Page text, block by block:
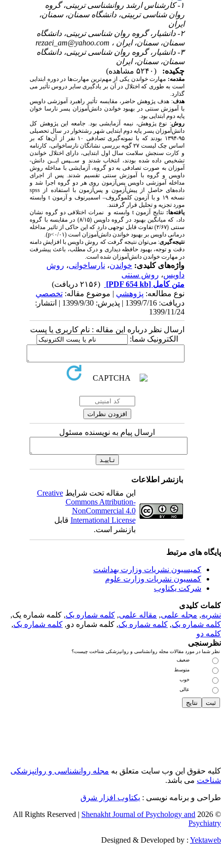
۱- کارشناس ارشد روانشناسی تربیتی، گروه
روان شناسی تربیتی، دانشگاه سمنان، سمنان،
ایران
۲- دانشیار، گروه روان شناسی تربیتی، دانشگاه
سمنان، سمنان، ایران ، rezaei_am@yahoo.com
۳- دانشیار، گروه روان شناسی تربیتی، دانشگاه
سمنان، سمنان، ایران
چکیده:
مقدمه:مهارت خواندن یکی از مهم‌ترین مهارت­‌ها در دوره ابتدایی
است به طوری که اختلال در آن بر یادگیری سایر دروس تأثیر می­‌
گذارد.
هدف: هدف پژوهش حاضر، مقایسه تأثیر راهبرد آموزشی داویس
با آموزش سنتی در بهبود خواندن دانش‌­آموزان پسر نارسا خوان
پایه دوم ابتدایی بود.
روش: نوع پژوهش، نیمه آزمایشی بود. جامعه این پژوهش کل
دانش‌­آموزان پسر پایه دوم ابتدایی شهر رشتخوار در سال تحصیلی
۹۵-۱۳۹۴ بودند که با نمونه‌گیری تصادفی ۱۰ نفر از آن‌ها که بر
اساس چک ‌لیست ۲۷ گویه بررسی نشانگان نارساخوانی، کارنامه
و کارت سنجش سلامت سال اول ابتدایی، دارای اختلال خواندن
تشخیص داده شده بودند، انتخاب شدند و ســپس ایــن دانش‌­
آموزان به صورت تصادفی به دو گروه، آزمایشی با مداخله روش
داویس و گروه با آموزش سنتی تقسیم شدند. پس از اجرای
مداخله آموزشی داویس پس‌­آزمون روی هر دو گروه اجرا شد و
داده­‌های حاصل از پیش‌­آزمون و پس‌­آزمون با استفاده ازspss
نسخه ۱۹ و با آزمون کلموگروف– اسمیرنوف و آزمون
tوابسته
مورد تجزیه و تحلیل قرار گرفتند.
یافته‌­ها:نتایج آزمونtوابسته و نمرات اختلافی دو گروه نشان
داد، که میانگین بهبود در گروه داویس (۸/۱۵) در مقایسه با گروه
سنتی (۲/۶۷) تفاوت قابل توجهی دارد که این حاکی از تاثیر مداخله
درمانی داویس بر بهبود خواندن دانش‌­آموزان است (۰/۰۱>
p
).
نتیجه­‌گیری : می­‌توان نتیجه گرفت که روش داویس با افزایش دامنه
دقت و توجه، بهبود حافظه دیداری و درک مطلب، باعث پیشرفت
در مهارت خواندن دانش‌­آموزان شده است.
واژه‌های کلیدی:خواندن،نارساخوانی،روش
داویس،روش سنتی
متن کامل[PDF 654 kb]
نوع مطالعه:پژوهشي| موضوع مقاله:تخصصي
دریافت: 1399/7/16 | پذیرش: 1399/9/30 | انتشار:
1399/11/24
ارسال نظر درباره این مقاله : نام کاربری یا پست
الکترونیک شما:
ارسال پیام به نویسنده مسئول
بازنشر اطلاعات
این مقاله تحت شرایطCreative
Commons Attribution-
NonCommercial 4.0
International Licenseقابل
بازنشر است.
های مرتبط
کمیسیون نشریات وزارت بهداشت
کمسیون نشریات وزارت علوم
شرکت یکتاوب
کلیدی
,مجله علمی, مقاله علمی, کلمه شماره یک, کلمه شماره یک,
شماره یک,کلمه شماره یک, کلمه شماره دو,کلمه شماره یک,
دو
شما در مورد مقالات مجله روانشناسی و روانپزشکی شناخت چیست؟
ضعیف
متوسط
خوب
عالی
حقوق این وب سایت متعلق بهمجله روانشناسی و روانپزشکی
می باشد.
و برنامه نویسی : یکتاوب افزار شرق
©
Shenakht Journal of Psychology and
Designed & Developed by :